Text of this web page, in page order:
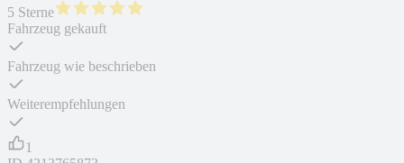
5 Sterne
Fahrzeug gekauft
Fahrzeug wie beschrieben
Weiterempfehlungen
1